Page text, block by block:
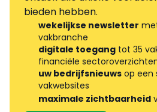
bieden hebben.
wekelijkse newsletter
vakbranche
digitale toegang tot 35
financiële
uw bedrijfsnieuws op een
vakwebsites
maximale zichtbaarheid